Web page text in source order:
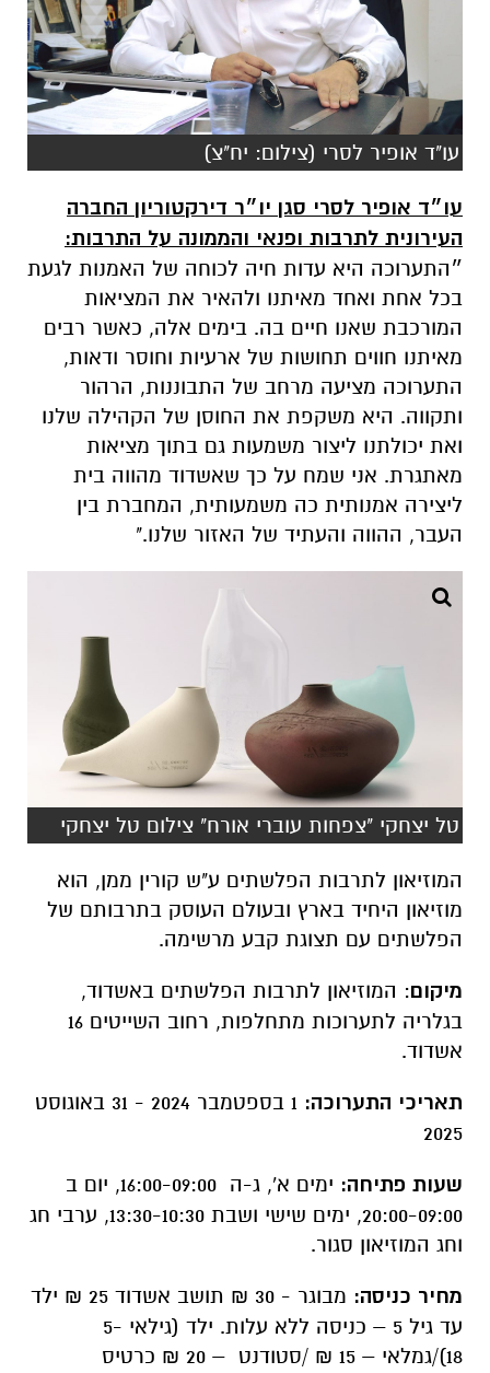
עו"ד אופיר לסרי (צילום: יח"צ)
עו״ד אופיר לסרי סגן יו״ר דירקטוריון החברה
העירונית לתרבות ופנאי והממונה על התרבות:
״התערוכה היא עדות חיה לכוחה של האמנות לגעת
בכל אחת ואחד מאיתנו ולהאיר את המציאות
המורכבת שאנו חיים בה. בימים אלה, כאשר רבים
מאיתנו חווים תחושות של ארעיות וחוסר ודאות,
התערוכה מציעה מרחב של התבוננות, הרהור
ותקווה. היא משקפת את החוסן של הקהילה שלנו
ואת יכולתנו ליצור משמעות גם בתוך מציאות
מאתגרת. אני שמח על כך שאשדוד מהווה בית
ליצירה אמנותית כה משמעותית, המחברת בין
העבר, ההווה והעתיד של האזור שלנו."
טל יצחקי "צפחות עוברי אורח" צילום טל יצחקי
המוזיאון לתרבות הפלשתים ע"ש קורין ממן, הוא
מוזיאון היחיד בארץ ובעולם העוסק בתרבותם של
הפלשתים עם תצוגת קבע מרשימה.
מיקום: המוזיאון לתרבות הפלשתים באשדוד,
בגלריה לתערוכות מתחלפות, רחוב השייטים 16
אשדוד.
תאריכי התערוכה:
1 בספטמבר 2024 - 31 באוגוסט
2025
שעות פתיחה:
ימים א', ג-ה 16:00-09:00, יום ב
20:00-09:00, ימים שישי ושבת 13:30-10:30, ערבי חג
וחג המוזיאון סגור.
מחיר כניסה:
מבוגר - 30 ₪ תושב אשדוד 25 ₪ ילד
עד גיל 5 – כניסה ללא עלות. ילד (גילאי 5-
18)/גמלאי – 15 ₪ /סטודנט – 20 ₪ כרטיס